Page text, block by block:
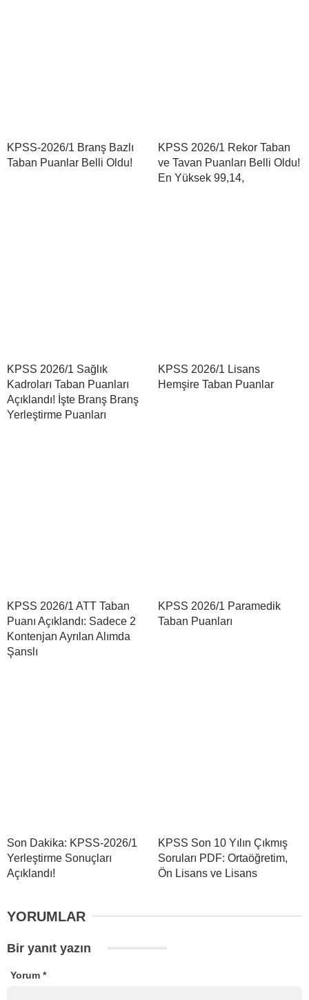
KPSS-2026/1 Branş Bazlı
Taban Puanlar Belli Oldu!
KPSS 2026/1 Rekor Taban
ve Tavan Puanları Belli Oldu!
En Yüksek 99,14,
KPSS 2026/1 Sağlık
Kadroları Taban Puanları
Açıklandı! İşte Branş Branş
Yerleştirme Puanları
KPSS 2026/1 Lisans
Hemşire Taban Puanlar
KPSS 2026/1 ATT Taban
Puanı Açıklandı: Sadece 2
Kontenjan Ayrılan Alımda
Şanslı
KPSS 2026/1 Paramedik
Taban Puanları
Son Dakika: KPSS-2026/1
Yerleştirme Sonuçları
Açıklandı!
KPSS Son 10 Yılın Çıkmış
Soruları PDF: Ortaöğretim,
Ön Lisans ve Lisans
YORUMLAR
Bir yanıt yazın
Yorum *